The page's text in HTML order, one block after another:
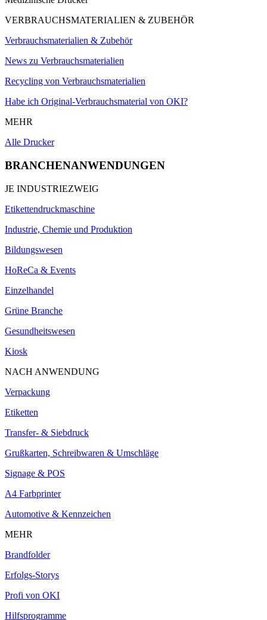
VERBRAUCHSMATERIALIEN & ZUBEHÖR
Verbrauchsmaterialien & Zubehör
News zu Verbrauchsmaterialien
Recycling von Verbrauchsmaterialien
Habe ich Original-Verbrauchsmaterial von OKI?
MEHR
Alle Drucker
BRANCHENANWENDUNGEN
JE INDUSTRIEZWEIG
Etikettendruckmaschine
Industrie, Chemie und Produktion
Bildungswesen
HoReCa & Events
Einzelhandel
Grüne Branche
Gesundheitswesen
Kiosk
NACH ANWENDUNG
Verpackung
Etiketten
Transfer- & Siebdruck
Grußkarten, Schreibwaren & Umschläge
Signage & POS
A4 Farbprinter
Automotive & Kennzeichen
MEHR
Brandfolder
Erfolgs-Storys
Profi von OKI
Hilfsprogramme